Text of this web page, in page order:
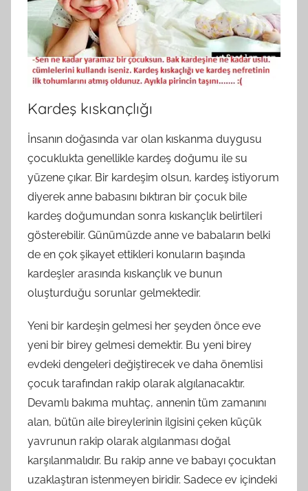
Kardeş kıskançlığı
İnsanın doğasında var olan kıskanma duygusu
çocuklukta genellikle kardeş doğumu ile su
yüzene çıkar. Bir kardeşim olsun, kardeş istiyorum
diyerek anne babasını bıktıran bir çocuk bile
kardeş doğumundan sonra kıskançlık belirtileri
gösterebilir. Günümüzde anne ve babaların belki
de en çok şikayet ettikleri konuların başında
kardeşler arasında kıskançlık ve bunun
oluşturduğu sorunlar gelmektedir.
Yeni bir kardeşin gelmesi her şeyden önce eve
yeni bir birey gelmesi demektir. Bu yeni birey
evdeki dengeleri değiştirecek ve daha önemlisi
çocuk tarafından rakip olarak algılanacaktır.
Devamlı bakıma muhtaç, annenin tüm zamanını
alan, bütün aile bireylerinin ilgisini çeken küçük
yavrunun rakip olarak algılanması doğal
karşılanmalıdır. Bu rakip anne ve babayı çocuktan
uzaklaştıran istenmeyen biridir. Sadece ev içindeki